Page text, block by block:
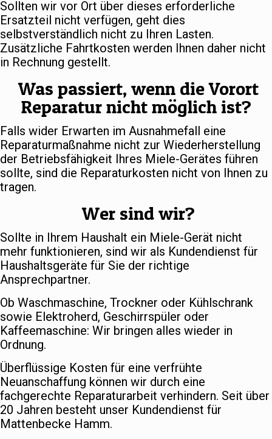
Sollten wir vor Ort über dieses erforderliche
Ersatzteil nicht verfügen, geht dies
selbstverständlich nicht zu Ihren Lasten.
Zusätzliche Fahrtkosten werden Ihnen daher nicht
in Rechnung gestellt.
Was passiert, wenn die Vorort
Reparatur nicht möglich ist?
Falls wider Erwarten im Ausnahmefall eine
Reparaturmaßnahme nicht zur Wiederherstellung
der Betriebsfähigkeit Ihres Miele-Gerätes führen
sollte, sind die Reparaturkosten nicht von Ihnen zu
tragen.
Wer sind wir?
Sollte in Ihrem Haushalt ein Miele-Gerät nicht
mehr funktionieren, sind wir als Kundendienst für
Haushaltsgeräte für Sie der richtige
Ansprechpartner.
Ob Waschmaschine, Trockner oder Kühlschrank
sowie Elektroherd, Geschirrspüler oder
Kaffeemaschine: Wir bringen alles wieder in
Ordnung.
Überflüssige Kosten für eine verfrühte
Neuanschaffung können wir durch eine
fachgerechte Reparaturarbeit verhindern. Seit über
20 Jahren besteht unser Kundendienst für
Mattenbecke Hamm.